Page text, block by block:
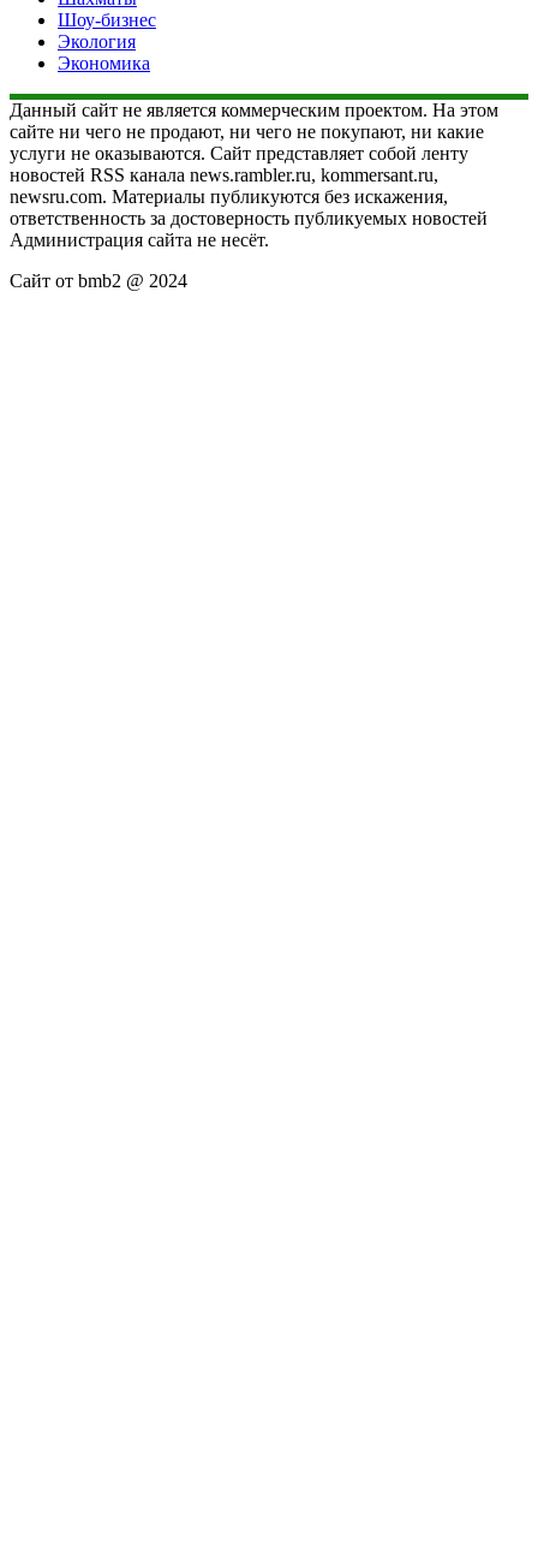
Шоу-бизнес
Экология
Экономика
Данный сайт не является коммерческим проектом. На этом
сайте ни чего не продают, ни чего не покупают, ни какие
услуги не оказываются. Сайт представляет собой ленту
новостей RSS канала news.rambler.ru, kommersant.ru,
newsru.com. Материалы публикуются без искажения,
ответственность за достоверность публикуемых новостей
Администрация сайта не несёт.
Сайт от bmb2 @ 2024